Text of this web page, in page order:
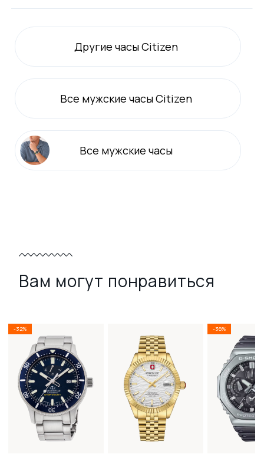
Другие часы Citizen
Все мужские часы Citizen
Все мужские часы
Вам могут понравиться
-32% -36%